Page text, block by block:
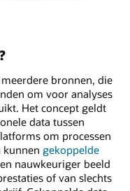
bronnen, die
om voor analyses
Het concept geldt
data tussen
om processen
kunnen gekoppelde
nauwkeuriger beeld
of van slechts